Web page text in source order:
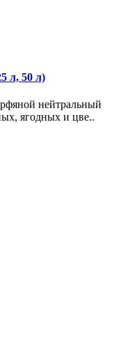
л, 50 л)
нейтральный
ягодных и цве..